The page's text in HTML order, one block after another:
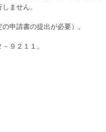
ません。
申請書の提出が必要）。
９２１１。